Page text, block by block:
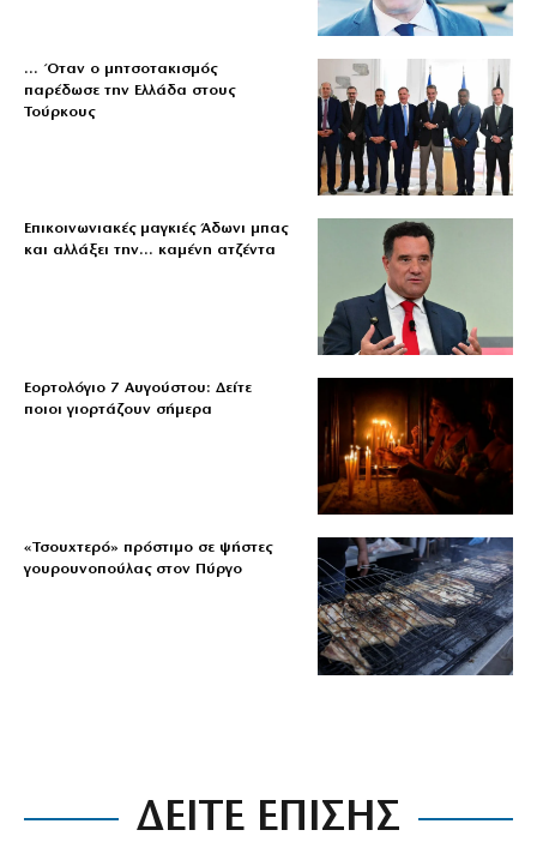
… Όταν ο μητσοτακισμός
παρέδωσε την Ελλάδα στους
Τούρκους
Επικοινωνιακές μαγκιές Άδωνι μπας
και αλλάξει την… καμένη ατζέντα
Εορτολόγιο 7 Αυγούστου: Δείτε
ποιοι γιορτάζουν σήμερα
«Τσουχτερό» πρόστιμο σε ψήστες
γουρουνοπούλας στον Πύργο
ΔΕΙΤΕ ΕΠΙΣΗΣ